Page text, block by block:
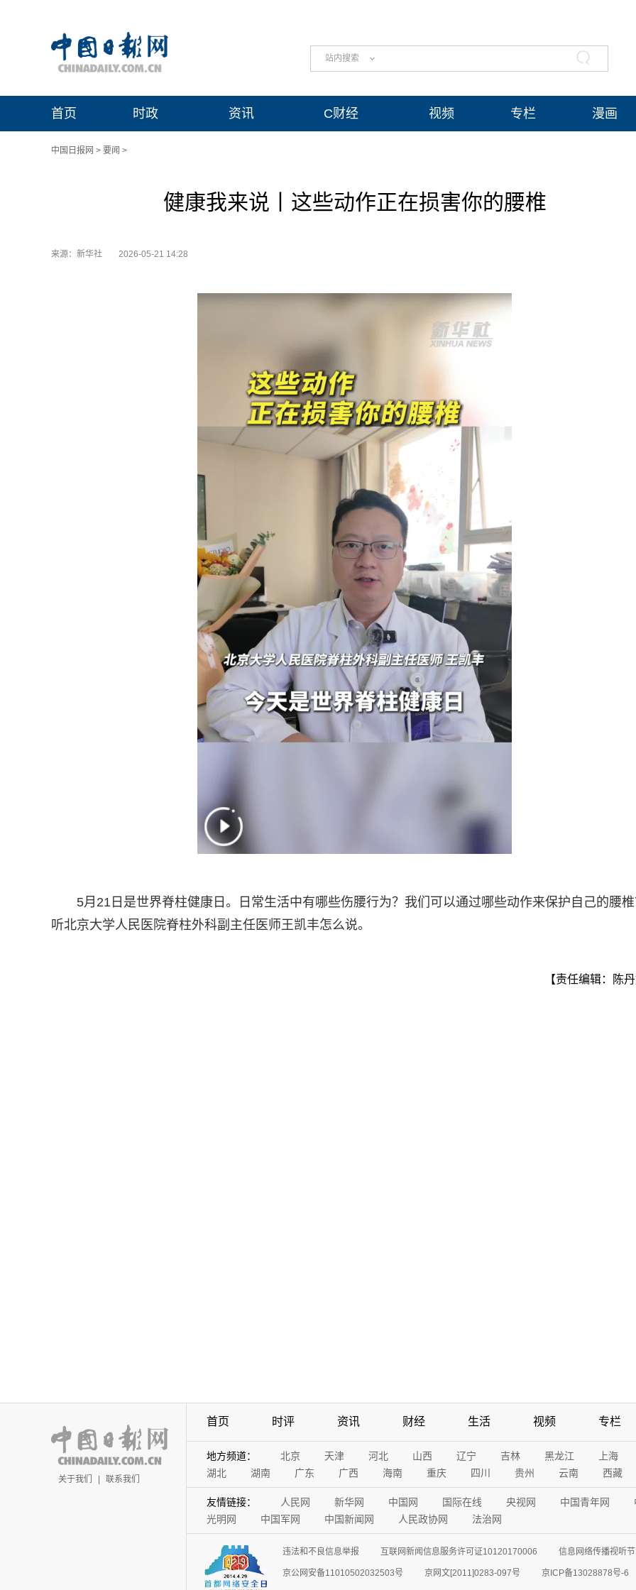
站内搜索
首页 时政 资讯 C财经 视频 专栏 漫画
中国日报网 > 要闻 >
健康我来说丨这些动作正在损害你的腰椎
来源：新华社 2026-05-21 14:28
5月21日是世界脊柱健康日。日常生活中有哪些伤腰行为？我们可以通过哪些动作来保护自己的腰
听北京大学人民医院脊柱外科副主任医师王凯丰怎么说。
【责任编辑：陈
关于我们 | 联系我们
首页 时评 资讯 财经 生活 视频 专栏
地方频道： 北京 天津 河北 山西 辽宁 吉林 黑龙江
上海
湖北
湖南 广东 广西 海南 重庆 四川 贵州 云南 西藏
友情链接： 人民网 新华网 中国网 国际在线 央视网 中国青年网
光明网
中国军网 中国新闻网 人民政协网 法治网
违法和不良信息举报 互联网新闻信息服务许可证10120170006 信息网络传播视听
京公网安备11010502032503号 京网文[2011]0283-097号 京ICP备13028878号-6